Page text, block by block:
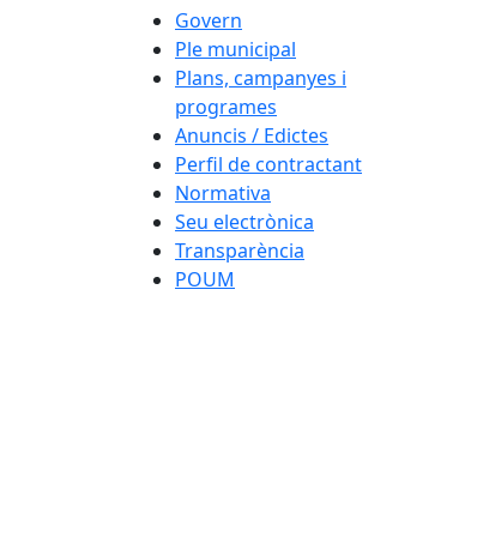
Govern
Ple municipal
Plans, campanyes i
programes
Anuncis / Edictes
Perfil de contractant
Normativa
Seu electrònica
Transparència
POUM